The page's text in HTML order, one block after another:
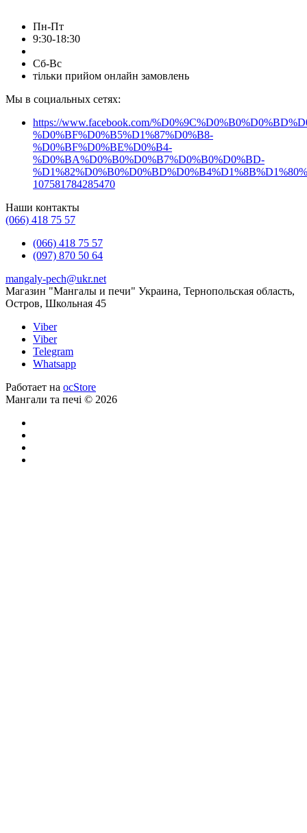
Пн-Пт
9:30-18:30
Сб-Вс
тільки прийом онлайн замовлень
Мы в социальных сетях:
https://www.facebook.com/
%D0%BF%D0%B5%D1%87%D0%B8-
%D0%BF%D0%BE%D0%B4-
%D0%BA%D0%B0%D0%B7%D0%B0%D0%BD-
107581784285470
Наши контакты
(066) 418 75 57
(066) 418 75 57
(097) 870 50 64
mangaly-pech@ukr.net
Магазин "Мангалы и печи" Украина, Тернопольская область,
Остров, Школьная 45
Viber
Viber
Telegram
Whatsapp
Работает на ocStore
Мангали та печі © 2026